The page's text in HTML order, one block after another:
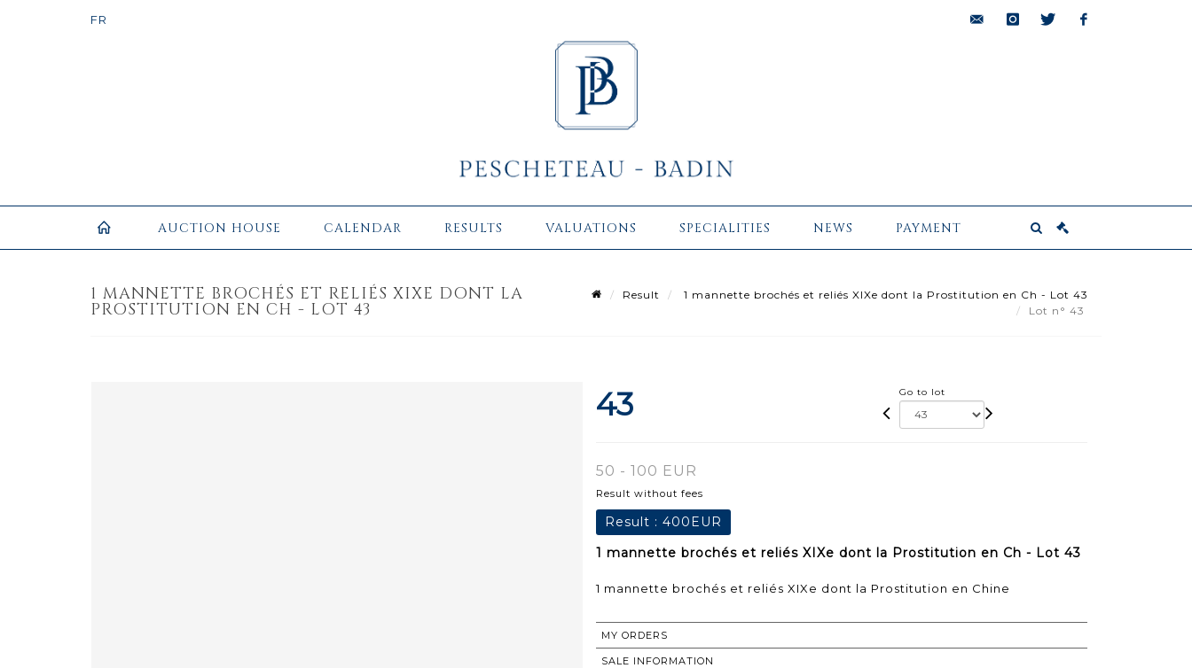
AUCTION HOUSE CALENDAR RESULTS VALUATIONS SPECIALITIES NEWS PAYMENT
1 MANNETTE BROCHÉS ET RELIÉS XIXE DONT LA
PROSTITUTION EN CH - LOT 43
Result
1 mannette brochés et reliés XIXe dont la Prostitution en Ch - Lot 43
Lot n° 43
43 Go to lot
50 - 100 EUR
Result without fees
Result : 400EUR
1 mannette brochés et reliés XIXe dont la Prostitution en Ch - Lot 43
1 mannette brochés et reliés XIXe dont la Prostitution en Chine
MY ORDERS
SALE INFORMATION